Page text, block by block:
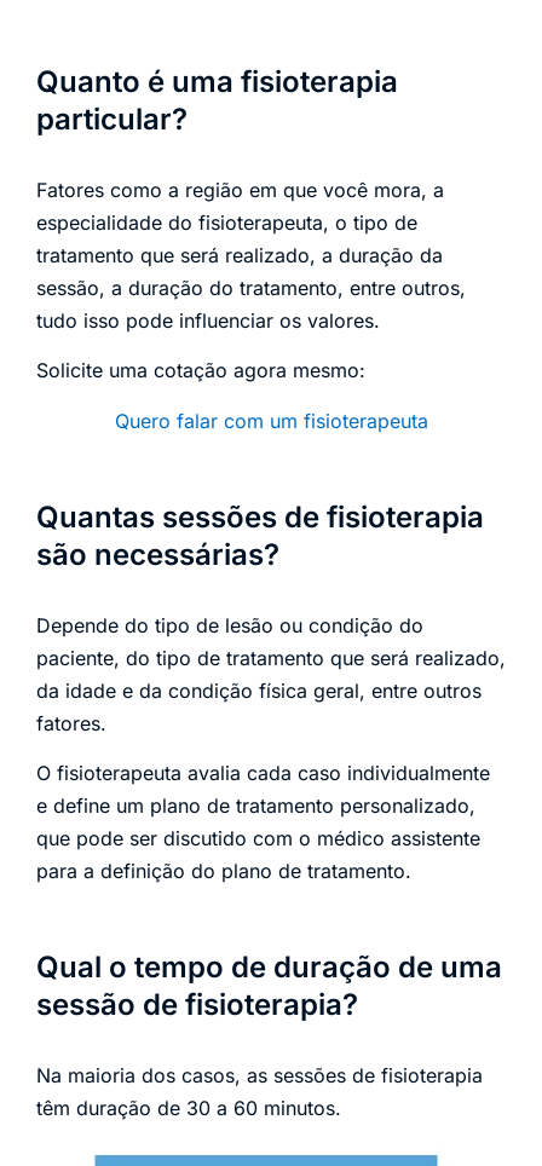
Quanto é uma fisioterapia
particular?
Fatores como a região em que você mora, a
especialidade do fisioterapeuta, o tipo de
tratamento que será realizado, a duração da
sessão, a duração do tratamento, entre outros,
tudo isso pode influenciar os valores.
Solicite uma cotação agora mesmo:
Quero falar com um fisioterapeuta
Quantas sessões de fisioterapia
são necessárias?
Depende do tipo de lesão ou condição do
paciente, do tipo de tratamento que será realizado,
da idade e da condição física geral, entre outros
fatores.
O fisioterapeuta avalia cada caso individualmente
e define um plano de tratamento personalizado,
que pode ser discutido com o médico assistente
para a definição do plano de tratamento.
Qual o tempo de duração de uma
sessão de fisioterapia?
Na maioria dos casos, as sessões de fisioterapia
têm duração de 30 a 60 minutos.